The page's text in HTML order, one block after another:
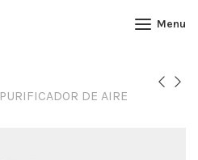
Menu
PURIFICADOR DE AIRE